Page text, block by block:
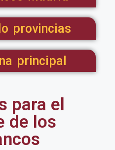
provincias
principal
para el
de los